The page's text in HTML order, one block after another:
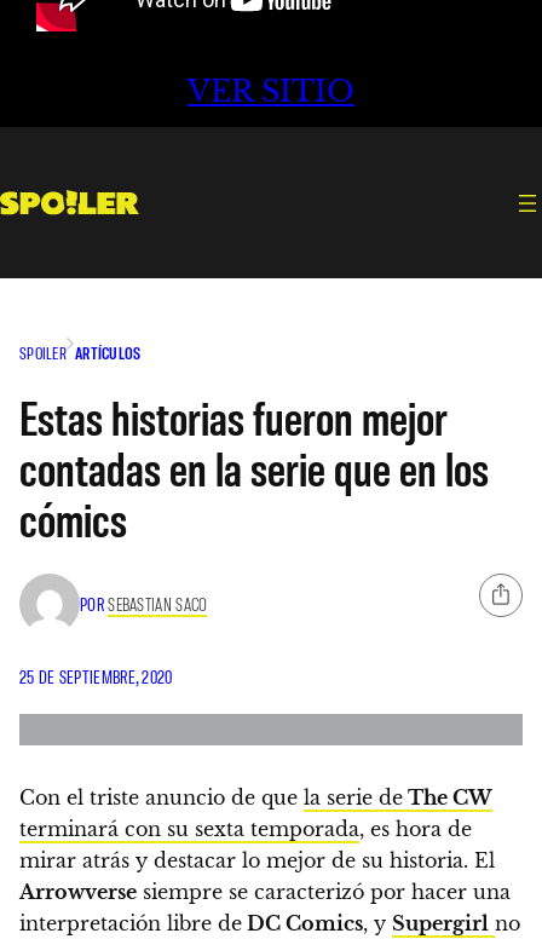
VER SITIO
SPOILER ARTÍCULOS
Estas historias fueron mejor
contadas en la serie que en los
cómics
PORSEBASTIAN SACO
25 DE SEPTIEMBRE, 2020
Con el triste anuncio de que la serie de The CW
terminará con su sexta temporada, es hora de
mirar atrás y destacar lo mejor de su historia. El
Arrowverse siempre se caracterizó por hacer una
interpretación libre de DC Comics, y Supergirl no